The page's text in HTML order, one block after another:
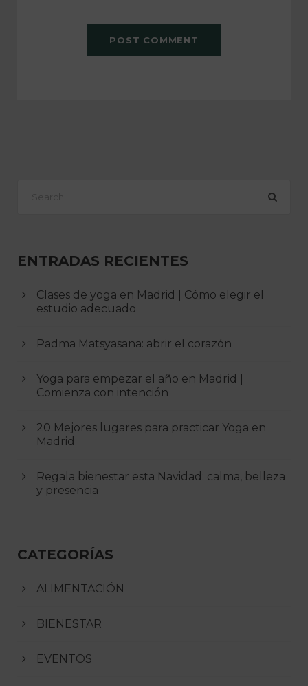
ENTRADAS RECIENTES
Clases de yoga en Madrid | Cómo elegir el
estudio adecuado
Padma Matsyasana: abrir el corazón
Yoga para empezar el año en Madrid |
Comienza con intención
20 Mejores lugares para practicar Yoga en
Madrid
Regala bienestar esta Navidad: calma, belleza
y presencia
CATEGORÍAS
ALIMENTACIÓN
BIENESTAR
EVENTOS